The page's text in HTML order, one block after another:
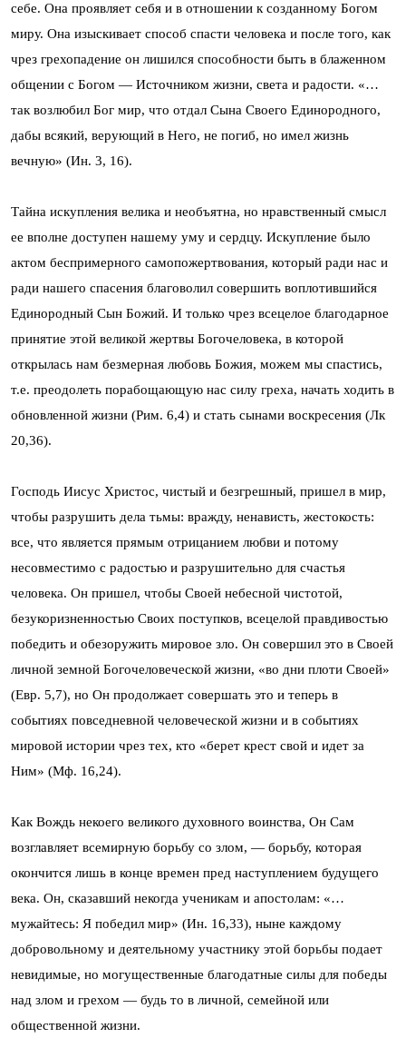
себе. Она проявляет себя и в отношении к созданному Богом
миру. Она изыскивает способ спасти человека и после того, как
чрез грехопадение он лишился способности быть в блаженном
общении с Богом — Источником жизни, света и радости. «…
так возлюбил Бог мир, что отдал Сына Своего Единородного,
дабы всякий, верующий в Него, не погиб, но имел жизнь
вечную» (Ин. 3, 16).
Тайна искупления велика и необъятна, но нравственный смысл
ее вполне доступен нашему уму и сердцу. Искупление было
актом беспримерного самопожертвования, который ради нас и
ради нашего спасения благоволил совершить воплотившийся
Единородный Сын Божий. И только чрез всецелое благодарное
принятие этой великой жертвы Богочеловека, в которой
открылась нам безмерная любовь Божия, можем мы спастись,
т.е. преодолеть порабощающую нас силу греха, начать ходить в
обновленной жизни (Рим. 6,4) и стать сынами воскресения (Лк
20,36).
Господь Иисус Христос, чистый и безгрешный, пришел в мир,
чтобы разрушить дела тьмы: вражду, ненависть, жестокость:
все, что является прямым отрицанием любви и потому
несовместимо с радостью и разрушительно для счастья
человека. Он пришел, чтобы Своей небесной чистотой,
безукоризненностью Своих поступков, всецелой правдивостью
победить и обезоружить мировое зло. Он совершил это в Своей
личной земной Богочеловеческой жизни, «во дни плоти Своей»
(Евр. 5,7), но Он продолжает совершать это и теперь в
событиях повседневной человеческой жизни и в событиях
мировой истории чрез тех, кто «берет крест свой и идет за
Ним» (Мф. 16,24).
Как Вождь некоего великого духовного воинства, Он Сам
возглавляет всемирную борьбу со злом, — борьбу, которая
окончится лишь в конце времен пред наступлением будущего
века. Он, сказавший некогда ученикам и апостолам: «…
мужайтесь: Я победил мир» (Ин. 16,33), ныне каждому
добровольному и деятельному участнику этой борьбы подает
невидимые, но могущественные благодатные силы для победы
над злом и грехом — будь то в личной, семейной или
общественной жизни.